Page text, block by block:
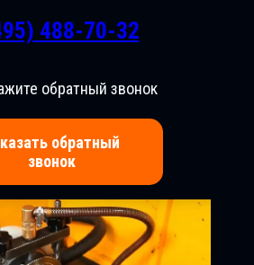
488-70-32
обратный звонок
обратный
звонок